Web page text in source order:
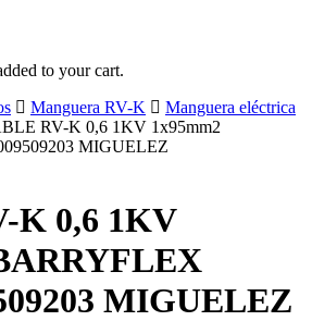
to your cart.
Manguera RV-K
Manguera eléctrica
RV-K 0,6 1KV 1x95mm2
MIGUELEZ
K 0,6 1KV
MIGUELEZ